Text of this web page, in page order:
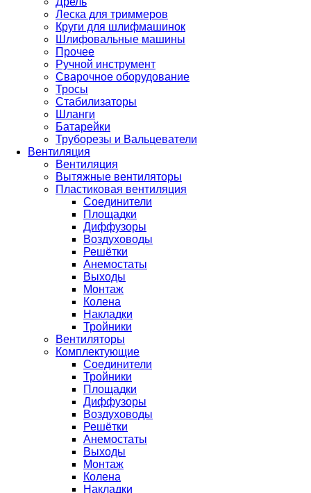
Леска для триммеров
Круги для шлифмашинок
Шлифовальные машины
Прочее
Ручной инструмент
Сварочное оборудование
Тросы
Стабилизаторы
Шланги
Батарейки
Труборезы и Вальцеватели
Вентиляция
Вентиляция
Вытяжные вентиляторы
Пластиковая вентиляция
Соединители
Площадки
Диффузоры
Воздуховоды
Решётки
Анемостаты
Выходы
Монтаж
Колена
Накладки
Тройники
Вентиляторы
Комплектующие
Соединители
Тройники
Площадки
Диффузоры
Воздуховоды
Решётки
Анемостаты
Выходы
Монтаж
Колена
Накладки